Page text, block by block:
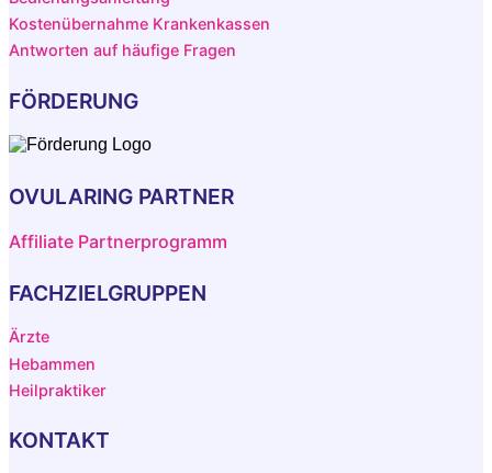
Kostenübernahme Krankenkassen
Antworten auf häufige Fragen
FÖRDERUNG
OVULARING PARTNER
Affiliate Partnerprogramm
FACHZIELGRUPPEN
Ärzte
Hebammen
Heilpraktiker
KONTAKT